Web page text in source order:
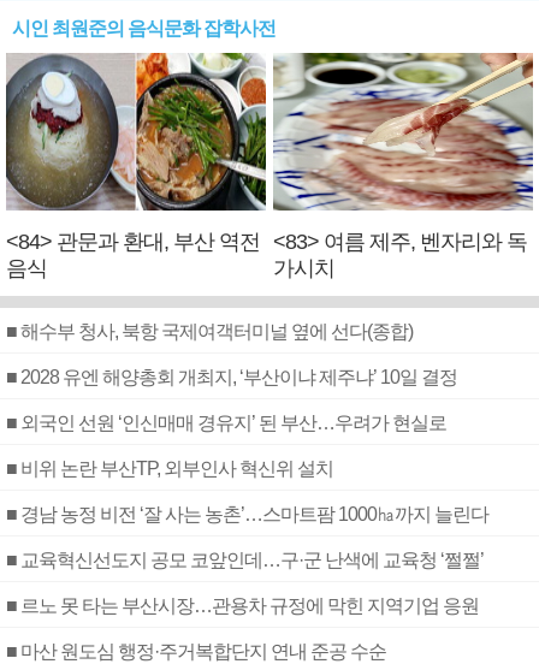
시인 최원준의 음식문화 잡학사전
<84> 관문과 환대, 부산 역전
음식
<83> 여름 제주, 벤자리와 독
가시치
■ 해수부 청사, 북항 국제여객터미널 옆에 선다(종합)
■ 2028 유엔 해양총회 개최지, ‘부산이냐 제주냐’ 10일 결정
■ 외국인 선원 ‘인신매매 경유지’ 된 부산…우려가 현실로
■ 비위 논란 부산TP, 외부인사 혁신위 설치
■ 경남 농정 비전 ‘잘 사는 농촌’…스마트팜 1000㏊까지 늘린다
■ 교육혁신선도지 공모 코앞인데…구·군 난색에 교육청 ‘쩔쩔’
■ 르노 못 타는 부산시장…관용차 규정에 막힌 지역기업 응원
■ 마산 원도심 행정·주거복합단지 연내 준공 수순